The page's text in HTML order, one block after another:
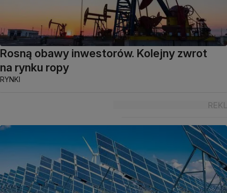
Rosną obawy inwestorów. Kolejny zwrot
na rynku ropy
RYNKI